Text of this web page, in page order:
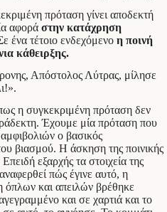
πρόταση γίνει αποδεκτή
αφορά στην κατάχρηση
ένα τέτοιο ενδεχόμενο η ποινή
κάθειρξης.
Απόστολος Λύτρας, μίλησε
η συγκεκριμένη πρόταση δεν
Έχουμε μία πρόταση που
ο βασικός
βιασμού. Η άσκηση της ποινικής
εξαρχής τα στοιχεία της
πώς έγινε αυτό, η
όπλων και απειλών βρέθηκε
και σε χαρτιά και το